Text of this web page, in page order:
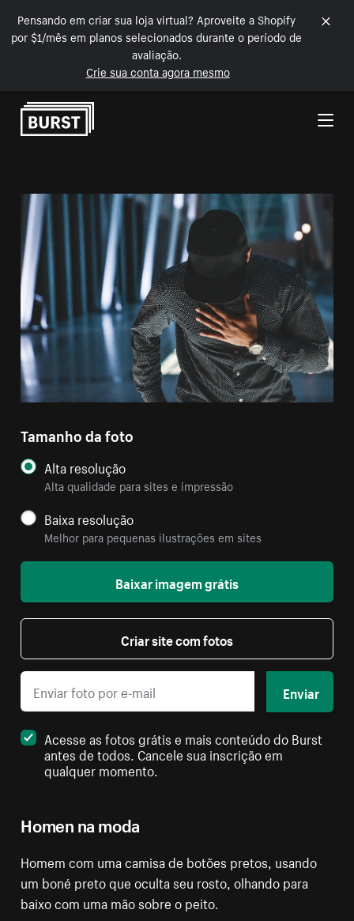
Pensando em criar sua loja virtual? Aproveite a Shopify
por $1/mês em planos selecionados durante o período de
avaliação.
Crie sua conta agora mesmo
Pular para o conteúdo
Homen na moda
Homem com uma camisa de botões pretos, usando
um boné preto que oculta seu rosto, olhando para
baixo com uma mão sobre o peito.
Tamanho da foto
Alta resolução
Alta qualidade para sites e impressão
Baixa resolução
Melhor para pequenas ilustrações em sites
Baixar imagem grátis
Criar site com fotos
Enviar
Acesse as fotos grátis e mais conteúdo do Burst
antes de todos. Cancele sua inscrição em
qualquer momento.